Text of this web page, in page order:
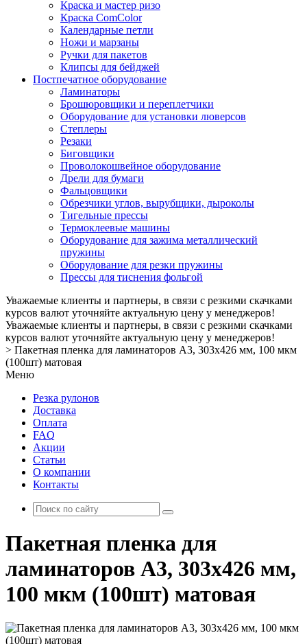
Краска и мастер ризо
Краска ComColor
Календарные петли
Ножи и марзаны
Ручки для пакетов
Клипсы для бейджей
Постпечатное оборудование
Ламинаторы
Брошюровщики и переплетчики
Оборудование для установки люверсов
Степлеры
Резаки
Биговщики
Проволокошвейное оборудование
Дрели для бумаги
Фальцовщики
Обрезчики углов, вырубщики, дыроколы
Тигельные прессы
Термоклеевые машины
Оборудование для зажима металлический
пружины
Оборудование для резки пружины
Прессы для тиснения фольгой
Уважаемые клиенты и партнеры, в связи с резкими скачками
курсов валют уточняйте актуальную цену у менеджеров!
Уважаемые клиенты и партнеры, в связи с резкими скачками
курсов валют уточняйте актуальную цену у менеджеров!
> Пакетная пленка для ламинаторов А3, 303х426 мм, 100 мкм
(100шт) матовая
Меню
Резка рулонов
Доставка
Оплата
FAQ
Акции
Статьи
О компании
Контакты
Пакетная пленка для
ламинаторов А3, 303х426 мм,
100 мкм (100шт) матовая